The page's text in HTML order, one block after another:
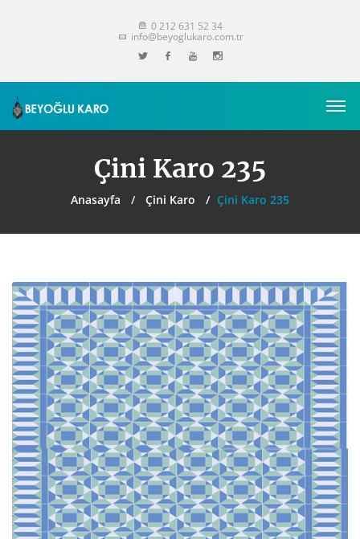
0 212 631 52 34
info@beyoglukaro.com.tr
Çini Karo 235
Anasayfa Çini Karo Çini Karo 235